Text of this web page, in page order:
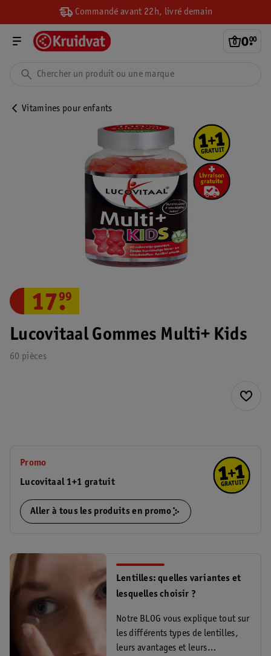
Commandé avant 22h, livré demain
0.
00
Vitamines pour enfants
Lucovitaal Gommes Multi+ Kids
60 pièces
17.
99
Promo
Lucovitaal 1+1 gratuit
Aller à tous les produits en promo
Lentilles: quelles variantes et
lesquelles choisir ?
Notre BLOG vous explique tout sur
les différents types de lentilles,
leurs avantages et leurs